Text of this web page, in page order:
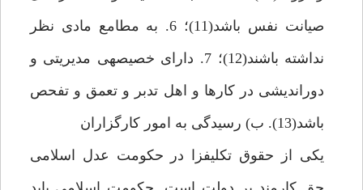
صيانت نفس باشد(11)؛ 6. به مطامع مادى نظر
نداشته باشند(12)؛ 7. داراى خصيصه‏ى مديريتى و
دورانديشى در كارها و اهل تدبر و تعمق و تفحص
باشد(13). ب) رسيدگى به امور كارگزاران‏
يكى از حقوق تكليف‏زا در حكومت عدل اسلامى